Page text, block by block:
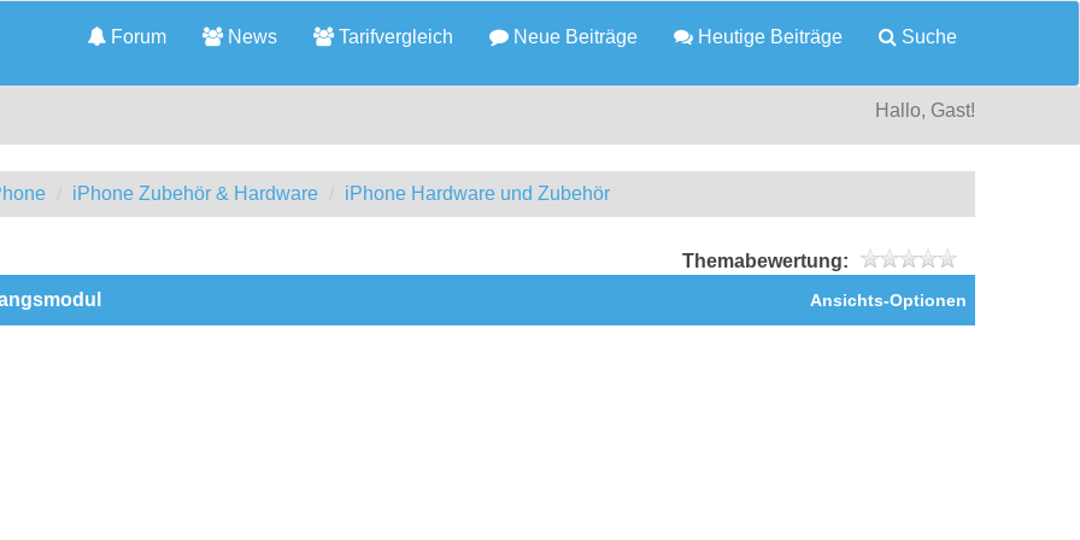
Forum News Tarifvergleich Neue Beiträge Heutige Beiträge Suche
Hallo, Gast!
iPhone Zubehör & Hardware iPhone Hardware und Zubehör
Themabewertung:
Ansichts-Optionen